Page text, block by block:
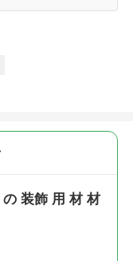
装飾 用 材 材